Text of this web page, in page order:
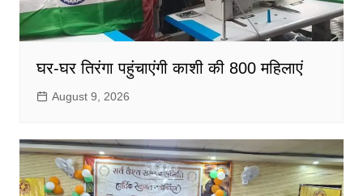
घर-घर तिरंगा पहुंचाएंगी काशी की 800 महिलाएं
August 9, 2026